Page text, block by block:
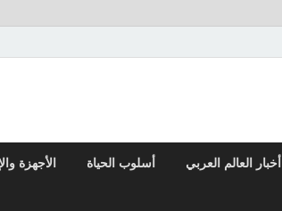
أخبار العالم العربي أسلوب الحياة الأجهزة